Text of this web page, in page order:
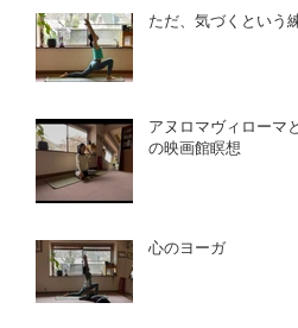
ただ、気づくという
アヌロマヴィローマ
の映画館瞑想
心のヨーガ